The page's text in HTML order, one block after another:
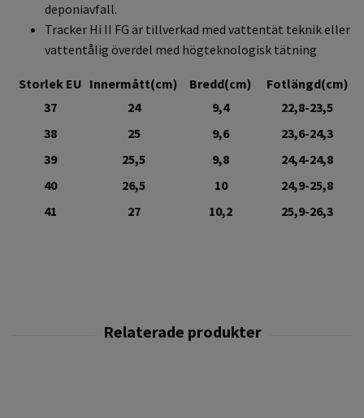
deponiavfall.
Tracker Hi II FG är tillverkad med vattentät teknik eller
vattentålig överdel med högteknologisk tätning
Storlek EU Innermått(cm) Bredd(cm)
Fotlängd(cm)
37
24 9,4
22,8-23,5
38
25 9,6
23,6-24,3
39
25,5 9,8
24,4-24,8
40
26,5 10
24,9-25,8
41
27 10,2 25,9-26,3